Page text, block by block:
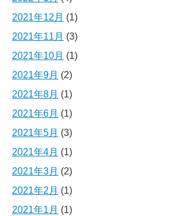
2021年12月 (1)
2021年11月 (3)
2021年10月 (1)
2021年9月 (2)
2021年8月 (1)
2021年6月 (1)
2021年5月 (3)
2021年4月 (1)
2021年3月 (2)
2021年2月 (1)
2021年1月 (1)